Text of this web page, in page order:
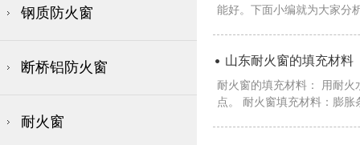
钢质防火窗
断桥铝防火窗
耐火窗
能好。下面小编就为大家分
山东耐火窗的填充材料
耐火窗的填充材料： 用耐
点。 耐火窗填充材料：膨